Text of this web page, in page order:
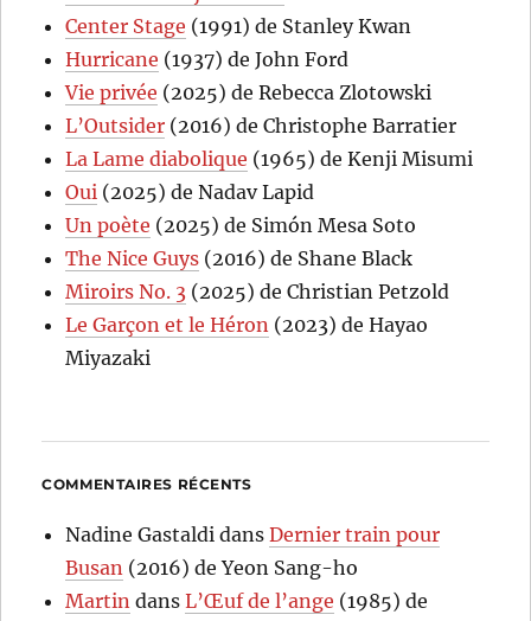
Center Stage (1991) de Stanley Kwan
Hurricane (1937) de John Ford
Vie privée (2025) de Rebecca Zlotowski
L’Outsider (2016) de Christophe Barratier
La Lame diabolique (1965) de Kenji Misumi
Oui (2025) de Nadav Lapid
Un poète (2025) de Simón Mesa Soto
The Nice Guys (2016) de Shane Black
Miroirs No. 3 (2025) de Christian Petzold
Le Garçon et le Héron (2023) de Hayao
Miyazaki
COMMENTAIRES RÉCENTS
Nadine Gastaldi dansDernier train pour
Busan (2016) de Yeon Sang-ho
Martin dansL’Œuf de l’ange (1985) de